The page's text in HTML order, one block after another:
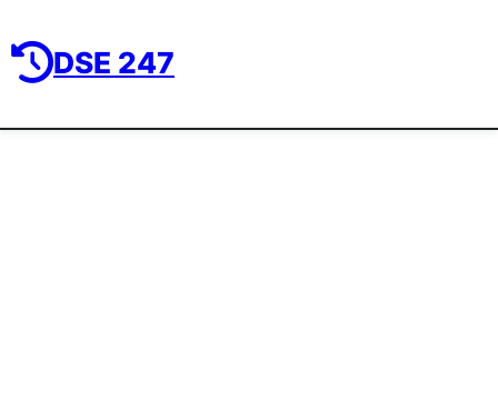
DSE 247